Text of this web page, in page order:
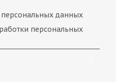
данных
персональных